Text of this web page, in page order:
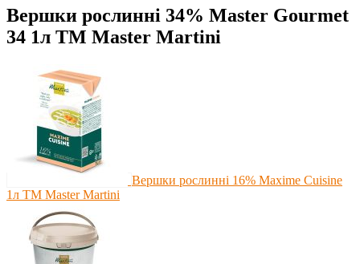
Вершки рослинні 34% Master Gourmet
34 1л ТМ Master Martini
Вершки рослинні 16% Maxime Cuisine
1л ТМ Master Martini